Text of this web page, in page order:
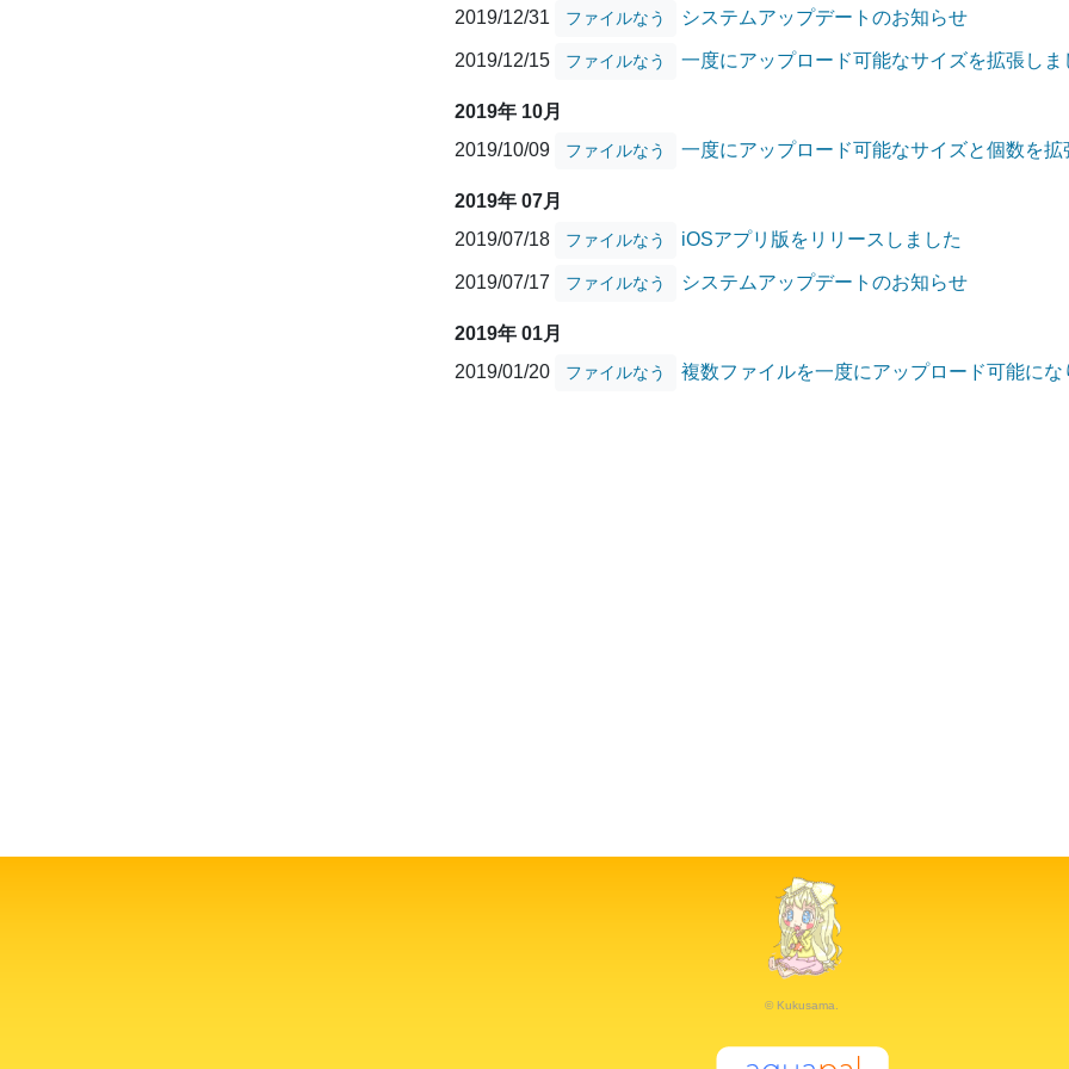
2019/12/31
ファイルなう システムアップデートのお知らせ
2019/12/15 ファイルなう 一度にアップロード可能なサイズを拡張しま
2019年 10月
2019/10/09
ファイルなう 一度にアップロード可能なサイズと個数を拡
2019年 07月
2019/07/18
ファイルなう iOSアプリ版をリリースしました
2019/07/17 ファイルなう システムアップデートのお知らせ
2019年 01月
2019/01/20
ファイルなう 複数ファイルを一度にアップロード可能にな
© Kukusama.